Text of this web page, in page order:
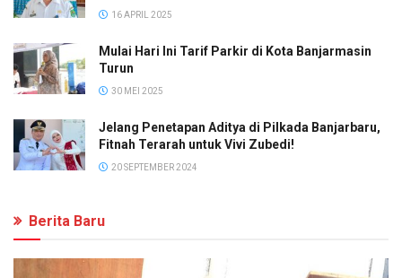
16 APRIL 2025
Mulai Hari Ini Tarif Parkir di Kota Banjarmasin
Turun
30 MEI 2025
Jelang Penetapan Aditya di Pilkada Banjarbaru,
Fitnah Terarah untuk Vivi Zubedi!
20 SEPTEMBER 2024
Berita Baru